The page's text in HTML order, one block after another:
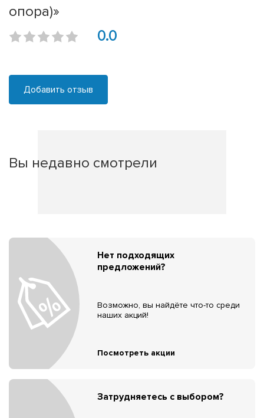
опора)»
0.0
Добавить отзыв
Вы недавно смотрели
Нет подходящих
предложений?
Возможно, вы найдёте что-то среди
наших акций!
Посмотреть акции
Затрудняетесь с выбором?